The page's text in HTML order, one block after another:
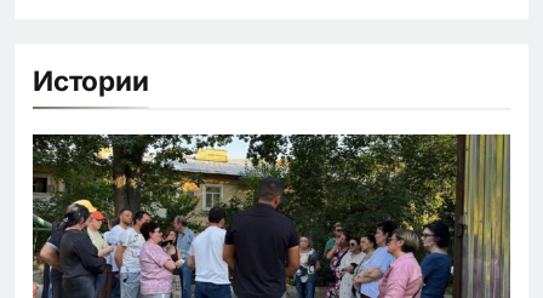
Истории